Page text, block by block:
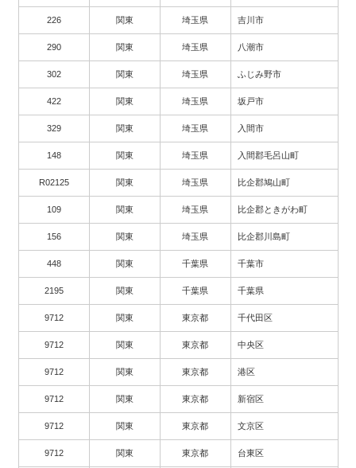
226 関東 埼玉県 吉川市
290 関東 埼玉県 八潮市
302 関東 埼玉県 ふじみ野市
422 関東 埼玉県 坂戸市
329 関東 埼玉県 入間市
148 関東 埼玉県 入間郡毛呂山町
R02125 関東 埼玉県 比企郡鳩山町
109 関東 埼玉県 比企郡ときがわ町
156 関東 埼玉県 比企郡川島町
448 関東 千葉県 千葉市
2195 関東 千葉県 千葉県
9712 関東 東京都 千代田区
9712 関東 東京都 中央区
9712 関東 東京都 港区
9712 関東 東京都 新宿区
9712 関東 東京都 文京区
9712 関東 東京都 台東区